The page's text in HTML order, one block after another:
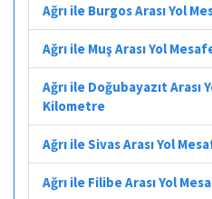
Ağrı ile Burgos Arası Yol
Ağrı ile Muş Arası Yol
Ağrı ile Doğubayazıt Arası
Kilometre
Ağrı ile Sivas Arası Yol
Ağrı ile Filibe Arası Yol